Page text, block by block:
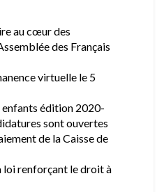
au cœur des
des Français
virtuelle le 5
enfants édition 2020-
sont ouvertes
de la Caisse de
loi renforçant le droit à